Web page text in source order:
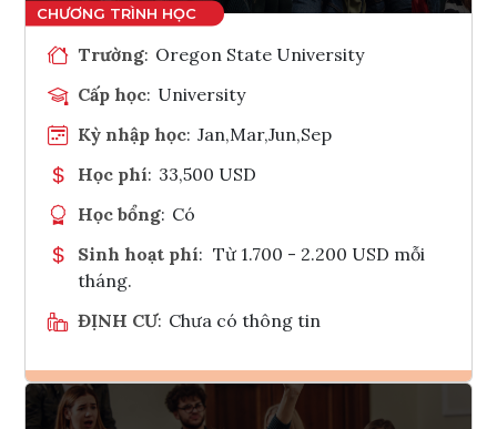
Trường: Oregon State University
Cấp học: University
Kỳ nhập học: Jan,Mar,Jun,Sep
Học phí: 33,500 USD
Học bổng: Có
Sinh hoạt phí: Từ 1.700 - 2.200 USD mỗi
tháng.
ĐỊNH CƯ: Chưa có thông tin
Ghi danh